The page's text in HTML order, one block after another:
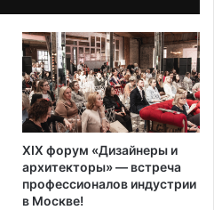
XIX форум «Дизайнеры и
архитекторы» — встреча
профессионалов индустрии
в Москве!